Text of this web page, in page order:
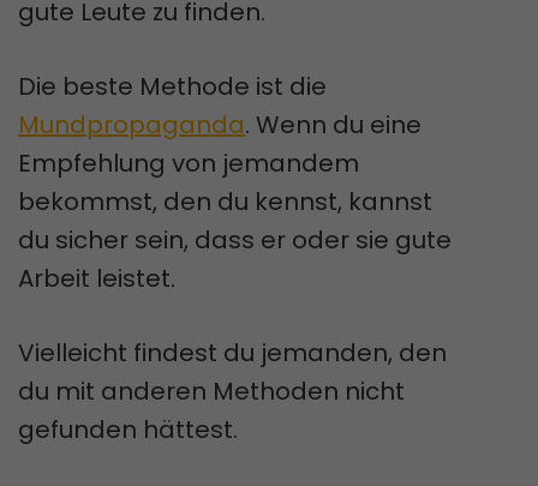
gute Leute zu finden.
Die beste Methode ist die
Mundpropaganda. Wenn du eine
Empfehlung von jemandem
bekommst, den du kennst, kannst
du sicher sein, dass er oder sie gute
Arbeit leistet.
Vielleicht findest du jemanden, den
du mit anderen Methoden nicht
gefunden hättest.